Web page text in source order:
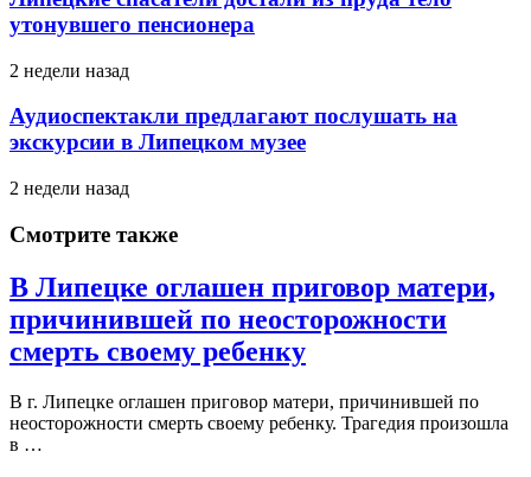
утонувшего пенсионера
2 недели назад
Аудиоспектакли предлагают послушать на
экскурсии в Липецком музее
2 недели назад
Смотрите также
В Липецке оглашен приговор матери,
причинившей по неосторожности
смерть своему ребенку
В г. Липецке оглашен приговор матери, причинившей по
неосторожности смерть своему ребенку. Трагедия произошла
в …